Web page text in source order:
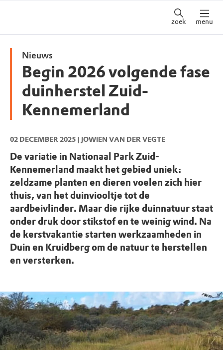
zoek menu
Nieuws
Begin 2026 volgende fase
duinherstel Zuid-
Kennemerland
02 DECEMBER 2025 | JOWIEN VAN DER VEGTE
De variatie in Nationaal Park Zuid-
Kennemerland maakt het gebied uniek:
zeldzame planten en dieren voelen zich hier
thuis, van het duinviooltje tot de
aardbeivlinder. Maar die rijke duinnatuur staat
onder druk door stikstof en te weinig wind. Na
de kerstvakantie starten werkzaamheden in
Duin en Kruidberg om de natuur te herstellen
en versterken.